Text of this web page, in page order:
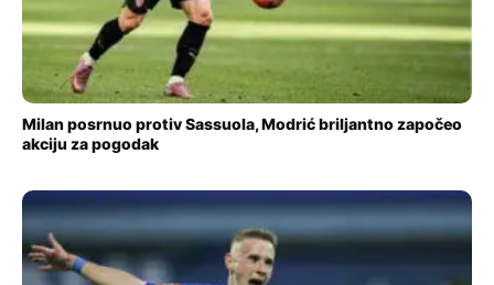
Milan posrnuo protiv Sassuola, Modrić briljantno započeo
akciju za pogodak